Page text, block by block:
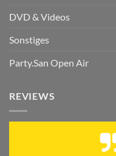
DVD & Videos
Sonstiges
Party.San Open Air
REVIEWS